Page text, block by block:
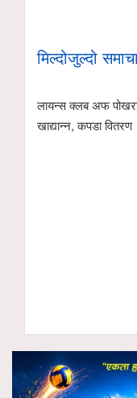
मिल्दोजुल्दो
लायन्स क्लब अफ
खाद्यान्न, कपडा वितरण